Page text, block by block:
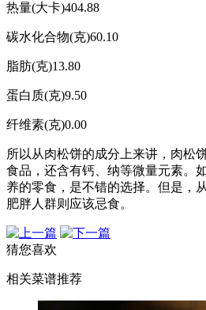
热量(大卡)404.88
碳水化合物(克)60.10
脂肪(克)13.80
蛋白质(克)9.50
纤维素(克)0.00
所以从肉松饼的成分上来讲，肉松
食品，还含有钙、纳等微量元素。
养的零食，是不错的选择。但是，
肥胖人群则应该忌食。
猜您喜欢
相关菜谱推荐